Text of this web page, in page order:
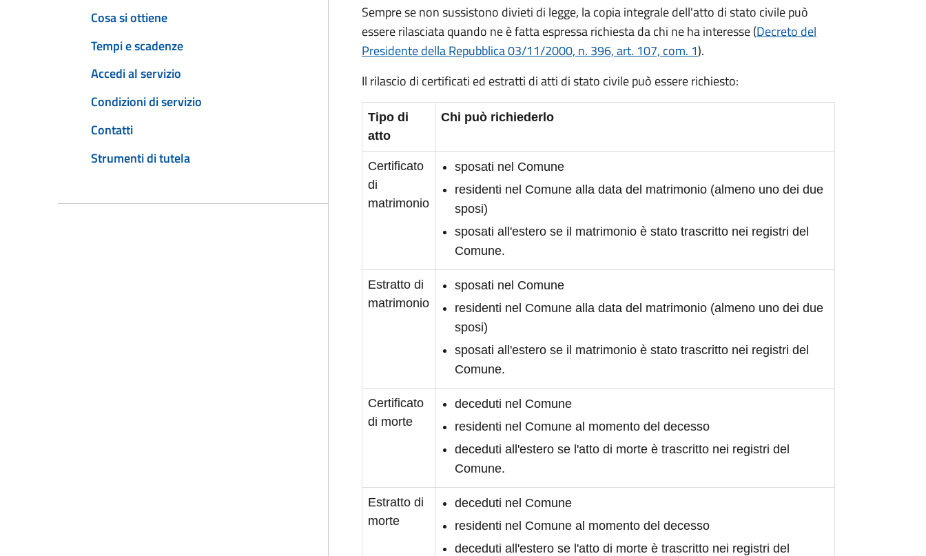
Cosa si ottiene
Tempi e scadenze
Accedi al servizio
Condizioni di servizio
Contatti
Strumenti di tutela
Sempre se non sussistono divieti di legge, la copia integrale dell'atto di stato civile può
essere rilasciata quando ne è fatta espressa richiesta da chi ne ha interesse (Decreto del
Presidente della Repubblica 03/11/2000, n. 396, art. 107, com. 1).
Il rilascio di certificati ed estratti di atti di stato civile può essere richiesto:
Tipo di
atto
Chi può richiederlo
Certificato
di
matrimonio
sposati nel Comune
residenti nel Comune alla data del matrimonio (almeno uno dei due
sposi)
sposati all'estero se il matrimonio è stato trascritto nei registri del
Comune.
Estratto di
matrimonio
sposati nel Comune
residenti nel Comune alla data del matrimonio (almeno uno dei due
sposi)
sposati all'estero se il matrimonio è stato trascritto nei registri del
Comune.
Certificato
di morte
deceduti nel Comune
residenti nel Comune al momento del decesso
deceduti all'estero se l'atto di morte è trascritto nei registri del
Comune.
Estratto di
morte
deceduti nel Comune
residenti nel Comune al momento del decesso
deceduti all'estero se l'atto di morte è trascritto nei registri del